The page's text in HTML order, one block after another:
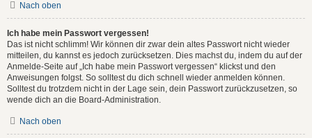
Nach oben
Ich habe mein Passwort vergessen!
Das ist nicht schlimm! Wir können dir zwar dein altes Passwort nicht wieder
mitteilen, du kannst es jedoch zurücksetzen. Dies machst du, indem du auf der
Anmelde-Seite auf „Ich habe mein Passwort vergessen“ klickst und den
Anweisungen folgst. So solltest du dich schnell wieder anmelden können.
Solltest du trotzdem nicht in der Lage sein, dein Passwort zurückzusetzen, so
wende dich an die Board-Administration.
Nach oben